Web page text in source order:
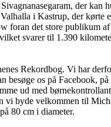
der
i Kastrup, der
foran det store
svarer til 1.390
Rekordbog. Vi har
os på Facebook,
ud med
vi byde velkommen til
80 cm i diameter.